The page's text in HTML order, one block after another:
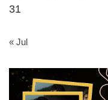
31
« Jul